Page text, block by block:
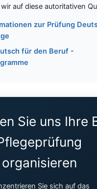
auf diese autoritativen
zur Prüfung
für den Beruf -
Sie uns Ihre
organisieren
Sie sich auf das